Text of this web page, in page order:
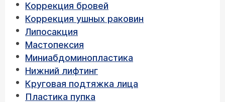
Коррекция бровей
Коррекция ушных раковин
Липосакция
Мастопексия
Миниабдоминопластика
Нижний лифтинг
Круговая подтяжка лица
Пластика пупка